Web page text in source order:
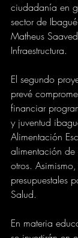
ciudadanía en
sector de
Matheus
Infraestructura.
El segundo
prevé
financiar
y juventud
Alimentación
alimentación de
otros.
presupuestales
Salud.
En materia